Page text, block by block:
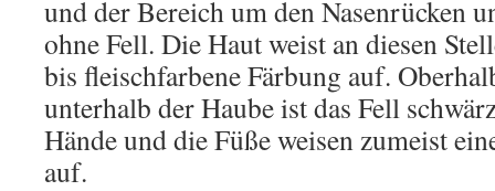
und der Bereich um den Nasenrücken
ohne Fell. Die Haut weist an diesen
bis fleischfarbene Färbung auf.
unterhalb der Haube ist das Fell
Hände und die Füße weisen zumeist
auf.